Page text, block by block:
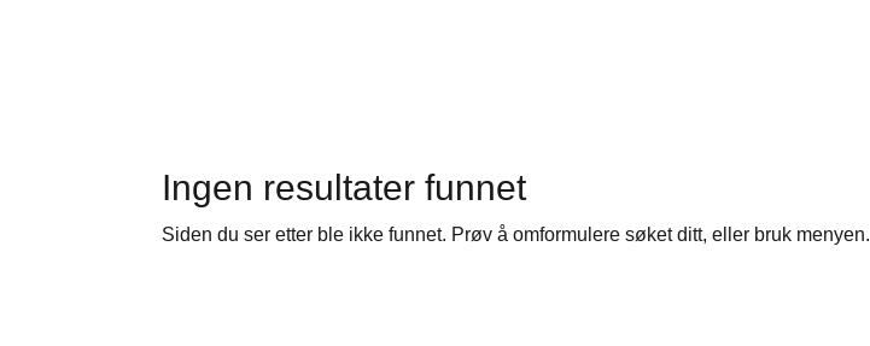
Ingen resultater funnet
Siden du ser etter ble ikke funnet. Prøv å omformulere søket ditt, eller bruk menyen.